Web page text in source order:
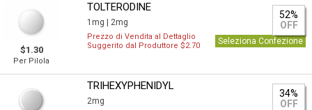
$1.30
Per Pilola
TOLTERODINE
1mg | 2mg
52%
OFF
Prezzo di Vendita al Dettaglio
Suggerito dal Produttore $2.70
Seleziona Confezione
TRIHEXYPHENIDYL
2mg
34%
OFF